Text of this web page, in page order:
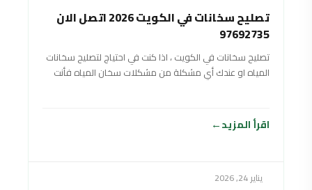
تصليح سخانات في الكويت 2026 اتصل الان
97692735
تصليح سخانات في الكويت ، اذا كنت في احتياج لتصليح سخانات
المياه او عندك أي مشكلة من مشكلات سخان المياه فأنت
اقرأ المزيد
يناير 24, 2026